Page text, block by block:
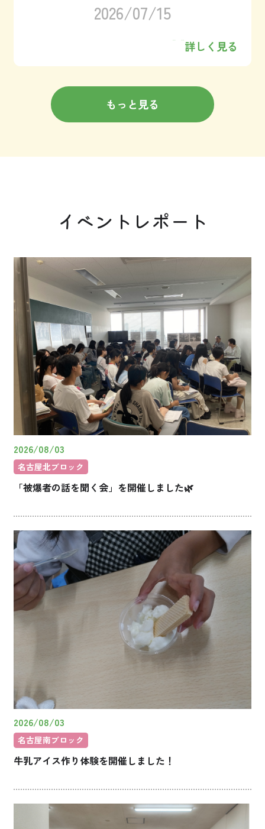
2026/07/15
詳しく見る
もっと見る
イベントレポート
2026/08/03
名古屋北ブロック
「被爆者の話を聞く会」を開催しました🌿
2026/08/03
名古屋南ブロック
牛乳アイス作り体験を開催しました！